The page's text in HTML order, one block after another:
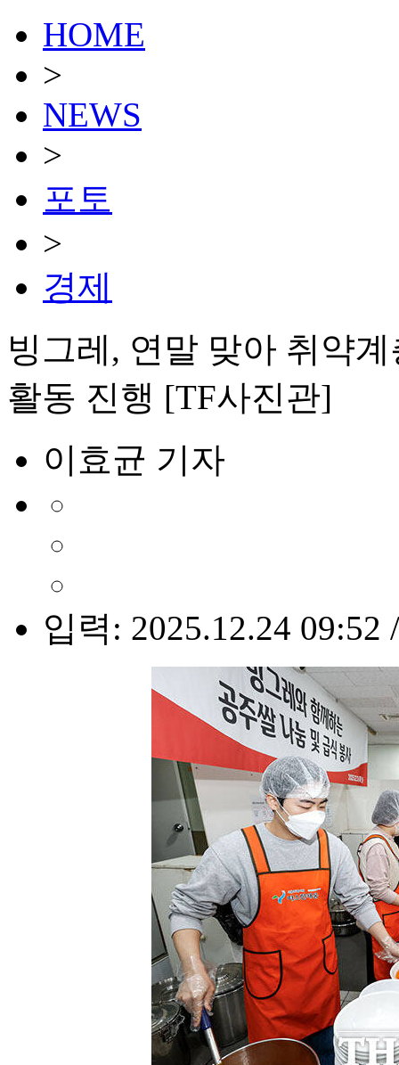
HOME
>
NEWS
>
포토
>
경제
빙그레, 연말 맞아 취약
활동 진행 [TF사진관]
이효균 기자
입력: 2025.12.24 09:52